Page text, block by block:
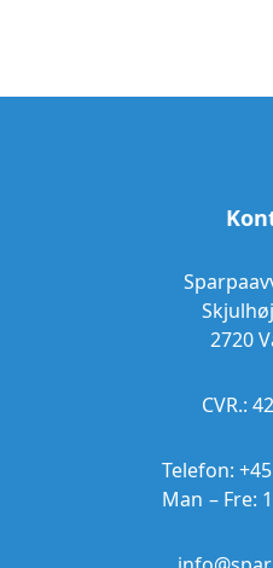
2720
CVR.:
Telefon:
Man – Fre: